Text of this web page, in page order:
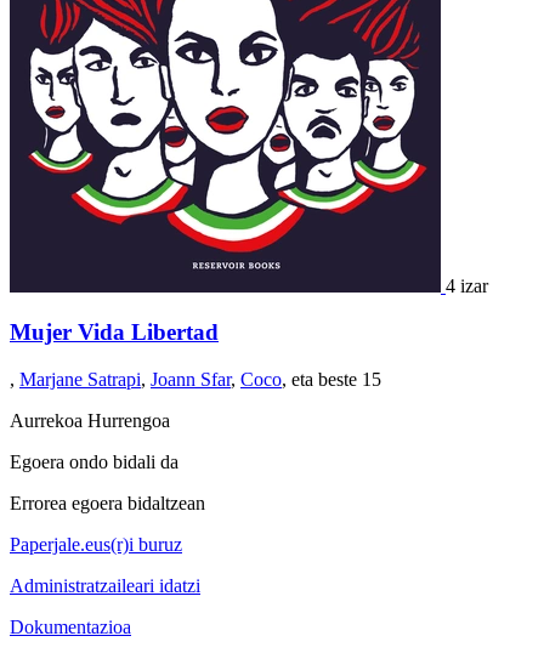
4 izar
Mujer Vida Libertad
, Marjane Satrapi, Joann Sfar, Coco, eta beste 15
Aurrekoa Hurrengoa
Egoera ondo bidali da
Errorea egoera bidaltzean
Paperjale.eus(r)i buruz
Administratzaileari idatzi
Dokumentazioa